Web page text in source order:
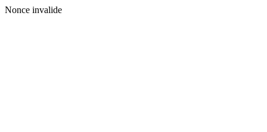
Nonce invalide